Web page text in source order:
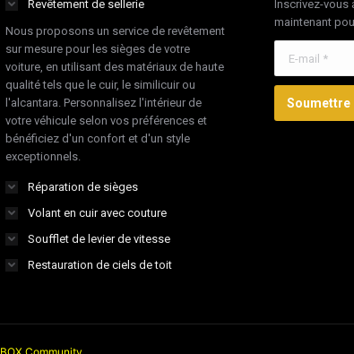
Revêtement de sellerie
Nous proposons un service de revêtement
sur mesure pour les sièges de votre
voiture, en utilisant des matériaux de haute
qualité tels que le cuir, le similicuir ou
l'alcantara. Personnalisez l'intérieur de
votre véhicule selon vos préférences et
bénéficiez d'un confort et d'un style
exceptionnels.
Réparation de sièges
Volant en cuir avec couture
Soufflet de levier de vitesse
Restauration de ciels de toit
Inscrivez-vous
maintenant
Soumettre